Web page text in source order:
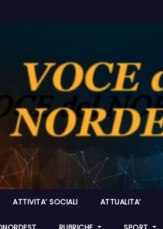
ATTIVITA’ SOCIALI ATTUALITA’